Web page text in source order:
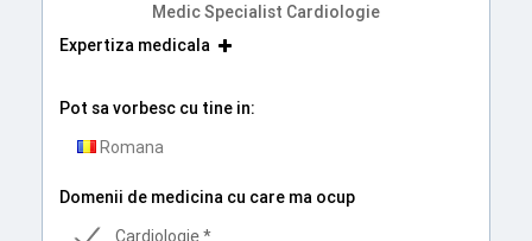
Medic Specialist Cardiologie
Expertiza medicala
Pot sa vorbesc cu tine in:
Romana
Domenii de medicina cu care ma ocup
Cardiologie *